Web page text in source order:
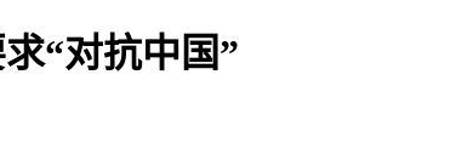
“对抗中国”